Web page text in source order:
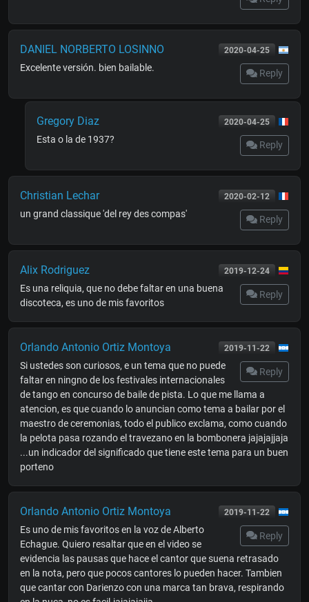
2020-04-25
DANIEL NORBERTO LOSINNO
Reply
Excelente versión. bien bailable.
2020-04-25
Gregory Diaz
Reply
Esta o la de 1937?
2020-02-12
Christian Lechar
Reply
un grand classique 'del rey des compas'
2019-12-24
Alix Rodriguez
Reply
Es una reliquia, que no debe faltar en una buena
discoteca, es uno de mis favoritos
2019-11-22
Orlando Antonio Ortiz Montoya
Reply
Si ustedes son curiosos, e un tema que no puede
faltar en ningno de los festivales internacionales
de tango en concurso de baile de pista. Lo que me llama a
atencion, es que cuando lo anuncian como tema a bailar por el
maestro de ceremonias, todo el publico exclama, como cuando
la pelota pasa rozando el travezano en la bombonera jajajajjaja
...un indicador del significado que tiene este tema para un buen
porteno
2019-11-22
Orlando Antonio Ortiz Montoya
Reply
Es uno de mis favoritos en la voz de Alberto
Echague. Quiero resaltar que en el video se
evidencia las pausas que hace el cantor que suena retrasado
en la nota, pero que pocos cantores lo pueden hacer. Tambien
que cantar con Darienzo con una marca tan brava, respirando